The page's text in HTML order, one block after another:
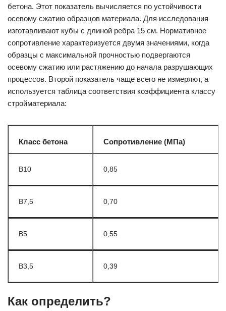
бетона. Этот показатель вычисляется по устойчивости
осевому сжатию образцов материала. Для исследования
изготавливают кубы с длиной ребра 15 см. Нормативное
сопротивление характеризуется двумя значениями, когда
образцы с максимальной прочностью подвергаются
осевому сжатию или растяжению до начала разрушающих
процессов. Второй показатель чаще всего не измеряют, а
используется таблица соответствия коэффициента классу
стройматериала:
Класс бетона Сопротивление (МПа)
В10 0,85
В7,5 0,70
В5 0,55
В3,5 0,39
​​​​​​Как определить?